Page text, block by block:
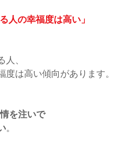
人の幸福度は高い」
、
は高い傾向があります。
を注いで
。